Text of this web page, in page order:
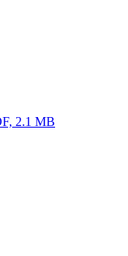
2.1 MB